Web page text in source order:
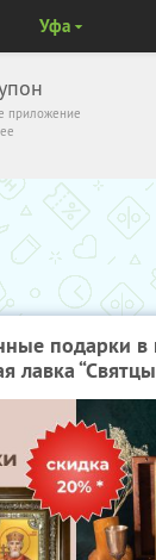
приложение
Уфа
подарки в
лавка